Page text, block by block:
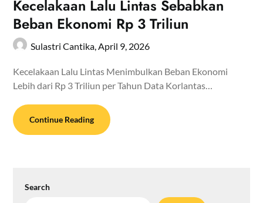
Kecelakaan Lalu Lintas Sebabkan
Beban Ekonomi Rp 3 Triliun
Sulastri Cantika, April 9, 2026
Kecelakaan Lalu Lintas Menimbulkan Beban Ekonomi
Lebih dari Rp 3 Triliun per Tahun Data Korlantas…
Continue Reading
Search